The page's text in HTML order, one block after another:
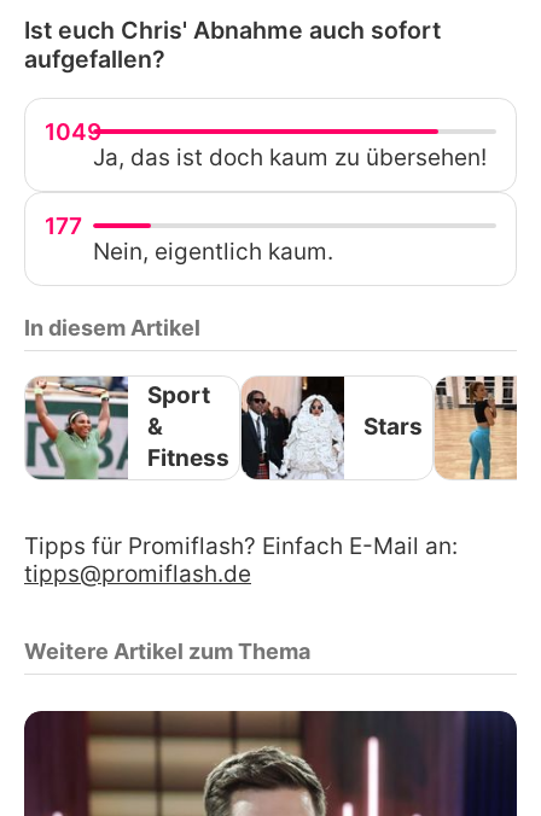
Ist euch Chris' Abnahme auch sofort
aufgefallen?
1049
Ja, das ist doch kaum zu übersehen!
177
Nein, eigentlich kaum.
In diesem Artikel
Sport
&
Fitness
Stars
Tipps für Promiflash? Einfach E-Mail an:
tipps@promiflash.de
Weitere Artikel zum Thema